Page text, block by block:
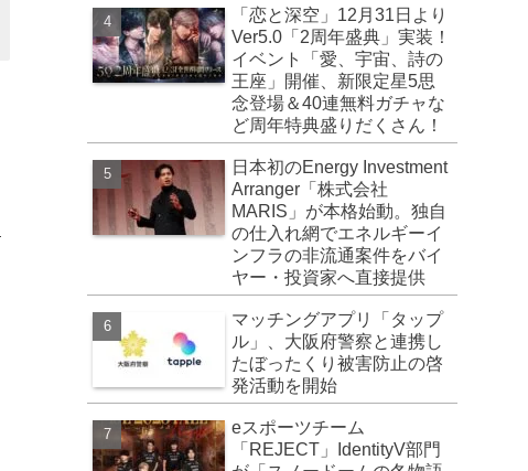
「恋と深空」12月31日より
Ver5.0「2周年盛典」実装！
イベント「愛、宇宙、詩の
王座」開催、新限定星5思
念登場＆40連無料ガチャな
ど周年特典盛りだくさん！
日本初のEnergy Investment
Arranger「株式会社
MARIS」が本格始動。独自
の仕入れ網でエネルギーイ
ンフラの非流通案件をバイ
ヤー・投資家へ直接提供
マッチングアプリ「タップ
ル」、大阪府警察と連携し
たぼったくり被害防止の啓
発活動を開始
eスポーツチーム
「REJECT」IdentityV部門